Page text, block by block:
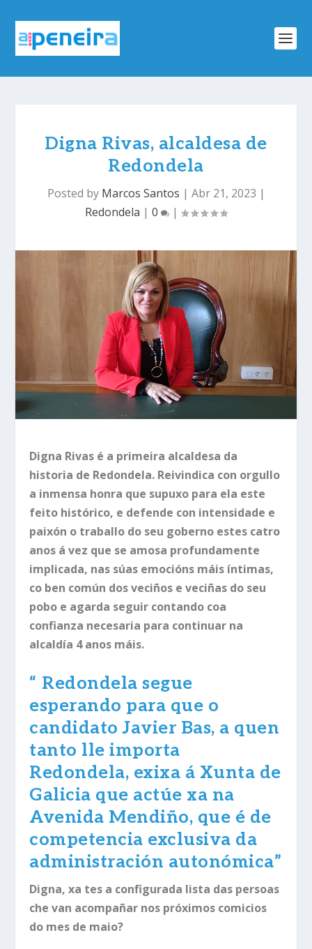
Digna Rivas, alcaldesa de
Redondela
Posted by Marcos Santos | Abr 21, 2023 |
Redondela | 0 |
Digna Rivas é a primeira alcaldesa da
historia de Redondela. Reivindica con orgullo
a inmensa honra que supuxo para ela este
feito histórico, e defende con intensidade e
paixón o traballo do seu goberno estes catro
anos á vez que se amosa profundamente
implicada, nas súas emocións máis íntimas,
co ben común dos veciños e veciñas do seu
pobo e agarda seguir contando coa
confianza necesaria para continuar na
alcaldía 4 anos máis.
“ Redondela segue
esperando para que o
candidato Javier Bas, a quen
tanto lle importa
Redondela, exixa á Xunta de
Galicia que actúe xa na
Avenida Mendiño, que é de
competencia exclusiva da
administración autonómica”
Digna, xa tes a configurada lista das persoas
che van acompañar nos próximos comicios
do mes de maio?